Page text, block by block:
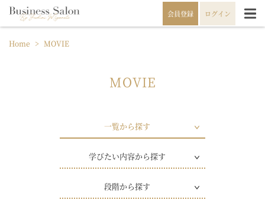
会員登録 ログイン
Home > MOVIE
MOVIE
一覧から探す
学びたい内容から探す
段階から探す